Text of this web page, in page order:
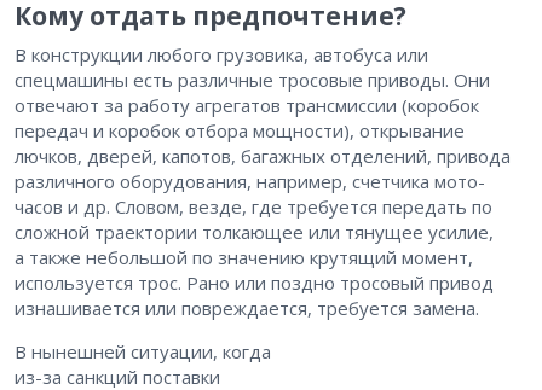
Кому отдать предпочтение?
В конструкции любого грузовика, автобуса или
спецмашины есть различные тросовые приводы. Они
отвечают за работу агрегатов трансмиссии (коробок
передач и коробок отбора мощности), открывание
лючков, дверей, капотов, багажных отделений, привода
различного оборудования, например, счетчика мото-
часов и др. Словом, везде, где требуется передать по
сложной траектории толкающее или тянущее усилие,
а также небольшой по значению крутящий момент,
используется трос. Рано или поздно тросовый привод
изнашивается или повреждается, требуется замена.
В нынешней ситуации, когда
из-за санкций поставки